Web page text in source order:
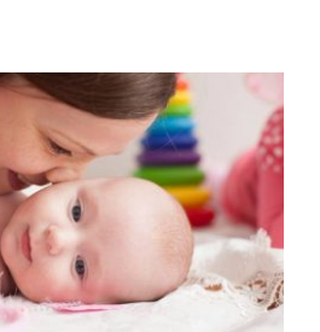
Tienda
Mi cuenta